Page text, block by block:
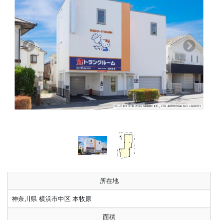
前へ 次へ
所在地
神奈川県 横浜市中区 本牧原
面積